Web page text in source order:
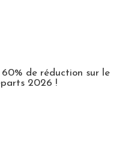
60% de réduction sur le
2026 !